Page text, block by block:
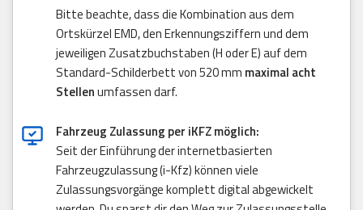
Bitte beachte, dass die Kombination aus dem
Ortskürzel EMD, den Erkennungsziffern und dem
jeweiligen Zusatzbuchstaben (H oder E) auf dem
Standard-Schilderbett von 520 mm maximal acht
Stellenumfassen darf.
Fahrzeug Zulassung per iKFZ möglich:
Seit der Einführung der internetbasierten
Fahrzeugzulassung (i-Kfz) können viele
Zulassungsvorgänge komplett digital abgewickelt